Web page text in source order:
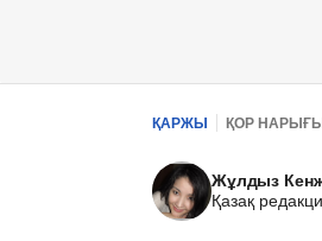
ҚАРЖЫ ҚОР
Жұлдыз
Қазақ